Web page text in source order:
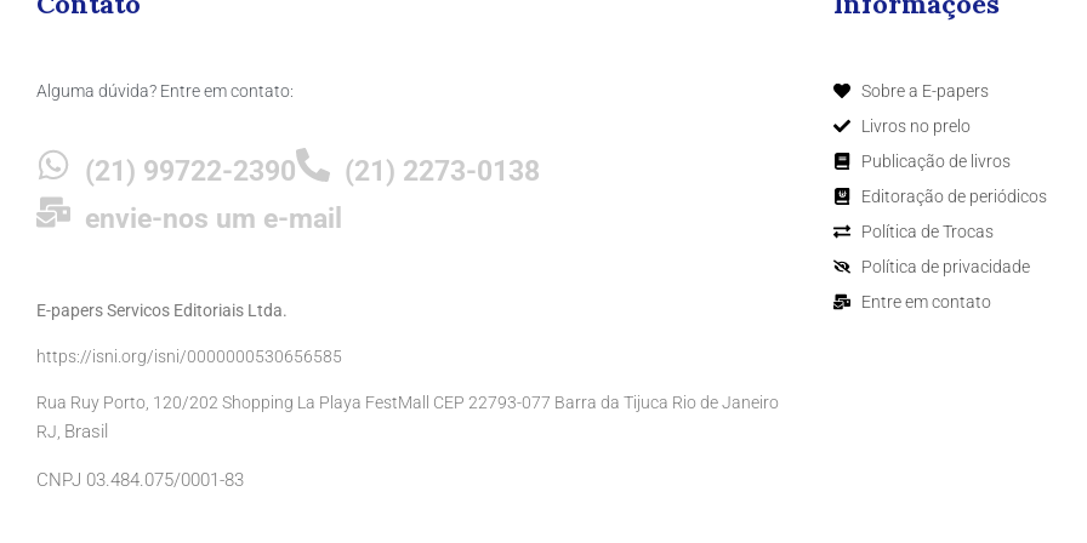
Alguma dúvida? Entre em contato:
(21) 99722-2390
(21) 2273-0138
envie-nos um e-mail
E-papers Servicos Editoriais Ltda.
https://isni.org/isni/0000000530656585
Rua Ruy Porto, 120/202 Shopping La Playa FestMall CEP 22793-077 Barra da Tijuca Rio de Janeiro
RJ, Brasil
CNPJ 03.484.075/0001-83
Sobre a E-papers
Livros no prelo
Publicação de livros
Editoração de periódicos
Política de Trocas
Política de privacidade
Entre em contato